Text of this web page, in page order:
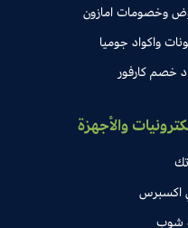
وخصومات امازون
واكواد جوميا
خصم كارفور
والأجهزة
اكسبرس
شوب